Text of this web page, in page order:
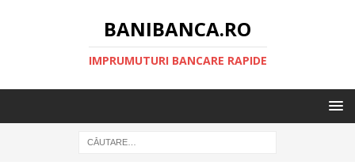
BANIBANCA.RO
IMPRUMUTURI BANCARE RAPIDE